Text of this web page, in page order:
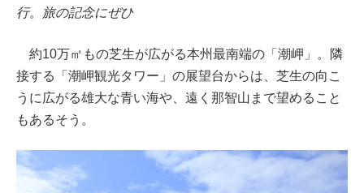
行。旅の記念にぜひ
約10万㎡もの芝生が広がる本州最南端の「潮岬」。隣
接する「潮岬観光タワー」の展望台からは、芝生の向こ
うに広がる雄大な青い海や、遠く那智山まで望めること
もあるそう。